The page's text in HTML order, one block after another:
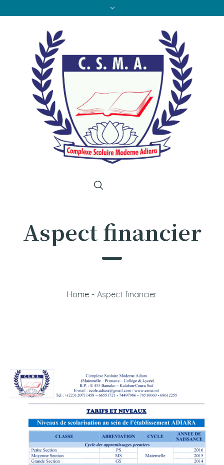
Aspect financier
Home - Aspect financier